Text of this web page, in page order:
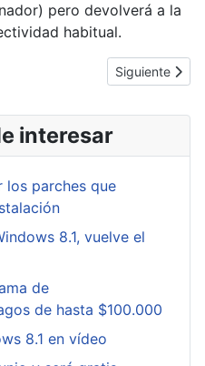
pero devolverá a la
habitual.
a desplegar los nuevos dominios
Artículo
Siguiente
interesar
los parches que
8.1, vuelve el
de
de hasta $100.000
8.1 en vídeo